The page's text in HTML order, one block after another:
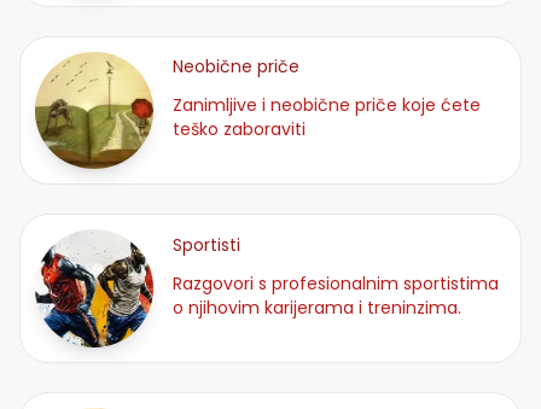
Neobične priče
Zanimljive i neobične priče koje ćete
teško zaboraviti
Sportisti
Razgovori s profesionalnim sportistima
o njihovim karijerama i treninzima.